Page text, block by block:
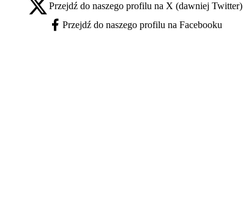
X - otwiera się w nowej karcie
Przejdź do naszego profilu na X (dawniej Twitter)
Facebook - otwiera się w nowej karcie
Przejdź do naszego profilu na Facebooku